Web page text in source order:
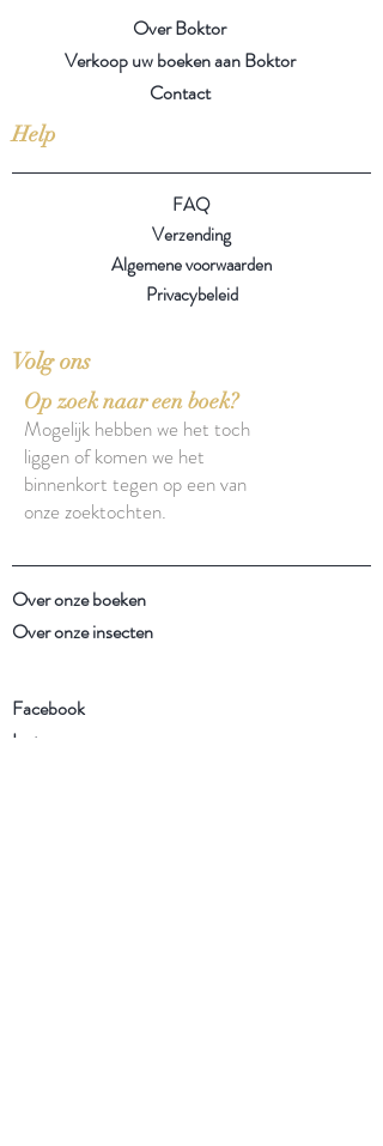
Over Boktor
Verkoop uw boeken aan Boktor
Contact
Help
FAQ
Verzending
Algemene voorwaarden
Privacybeleid
Volg ons
Op zoek naar een boek?
Mogelijk hebben we het toch
liggen of komen we het
binnenkort tegen op een van
onze zoektochten.
Over onze boeken
Over onze insecten
Facebook
Instagram